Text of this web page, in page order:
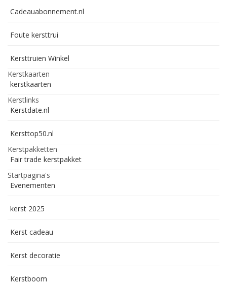
Cadeauabonnement.nl
Foute kersttrui
Kersttruien Winkel
Kerstkaarten
kerstkaarten
Kerstlinks
Kerstdate.nl
Kersttop50.nl
Kerstpakketten
Fair trade kerstpakket
Startpagina's
Evenementen
kerst 2025
Kerst cadeau
Kerst decoratie
Kerstboom